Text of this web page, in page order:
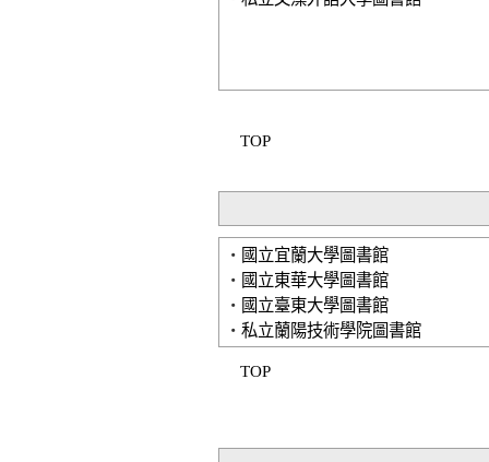
TOP
‧ 國立宜蘭大學圖書館
‧ 國立東華大學圖書館
‧ 國立臺東大學圖書館
‧ 私立蘭陽技術學院圖書館
TOP